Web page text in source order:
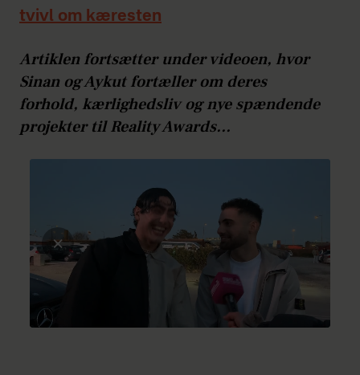
tvivl om kæresten
Artiklen fortsætter under videoen, hvor
Sinan og Aykut fortæller om deres
forhold, kærlighedsliv og nye spændende
projekter til Reality Awards...